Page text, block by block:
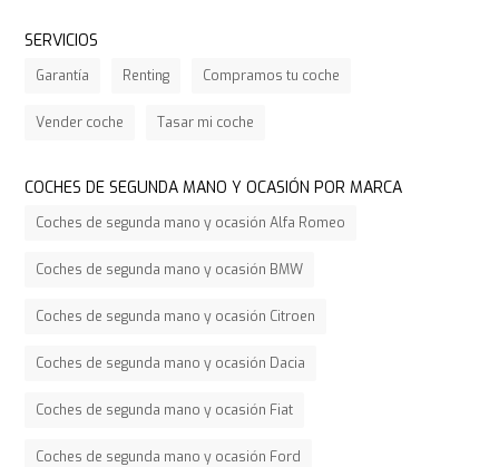
SERVICIOS
Garantía Renting Compramos tu coche
Vender coche Tasar mi coche
COCHES DE SEGUNDA MANO Y OCASIÓN POR MARCA
Coches de segunda mano y ocasión Alfa Romeo
Coches de segunda mano y ocasión BMW
Coches de segunda mano y ocasión Citroen
Coches de segunda mano y ocasión Dacia
Coches de segunda mano y ocasión Fiat
Coches de segunda mano y ocasión Ford